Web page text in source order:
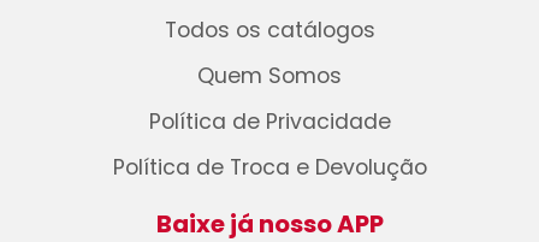
Todos os catálogos
Quem Somos
Política de Privacidade
Política de Troca e Devolução
Baixe já nosso APP